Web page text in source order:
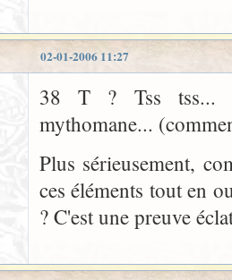
02-01-2006 11:27
38 T ? Tss tss...
mythomane...
Plus sérieusement,
ces éléments tout en
? C'est une preuve